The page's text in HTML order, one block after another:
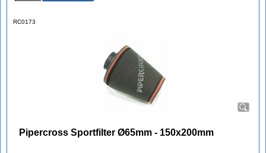
RC0173
Pipercross Sportfilter Ø65mm - 150x200mm